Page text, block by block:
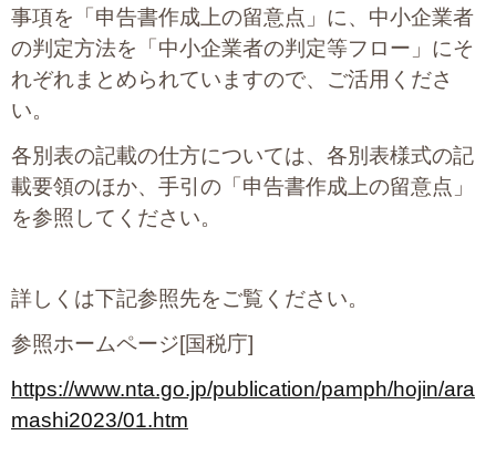
事項を「申告書作成上の留意点」に、中小企業者
の判定方法を「中小企業者の判定等フロー」にそ
れぞれまとめられていますので、ご活用くださ
い。
各別表の記載の仕方については、各別表様式の記
載要領のほか、手引の「申告書作成上の留意点」
を参照してください。
詳しくは下記参照先をご覧ください。
参照ホームページ[国税庁]
https://www.nta.go.jp/publication/pamph/hojin/ara
mashi2023/01.htm
お問い合わせ
プライバシーポリシー
06-6889-6018